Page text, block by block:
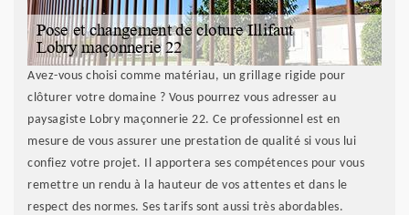
Avez-vous choisi comme matériau, un grillage rigide pour
clôturer votre domaine ? Vous pourrez vous adresser au
paysagiste Lobry maçonnerie 22. Ce professionnel est en
mesure de vous assurer une prestation de qualité si vous lui
confiez votre projet. Il apportera ses compétences pour vous
remettre un rendu à la hauteur de vos attentes et dans le
respect des normes. Ses tarifs sont aussi très abordables.